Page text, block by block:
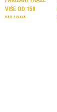
VIŠE OD 150
MILIONA